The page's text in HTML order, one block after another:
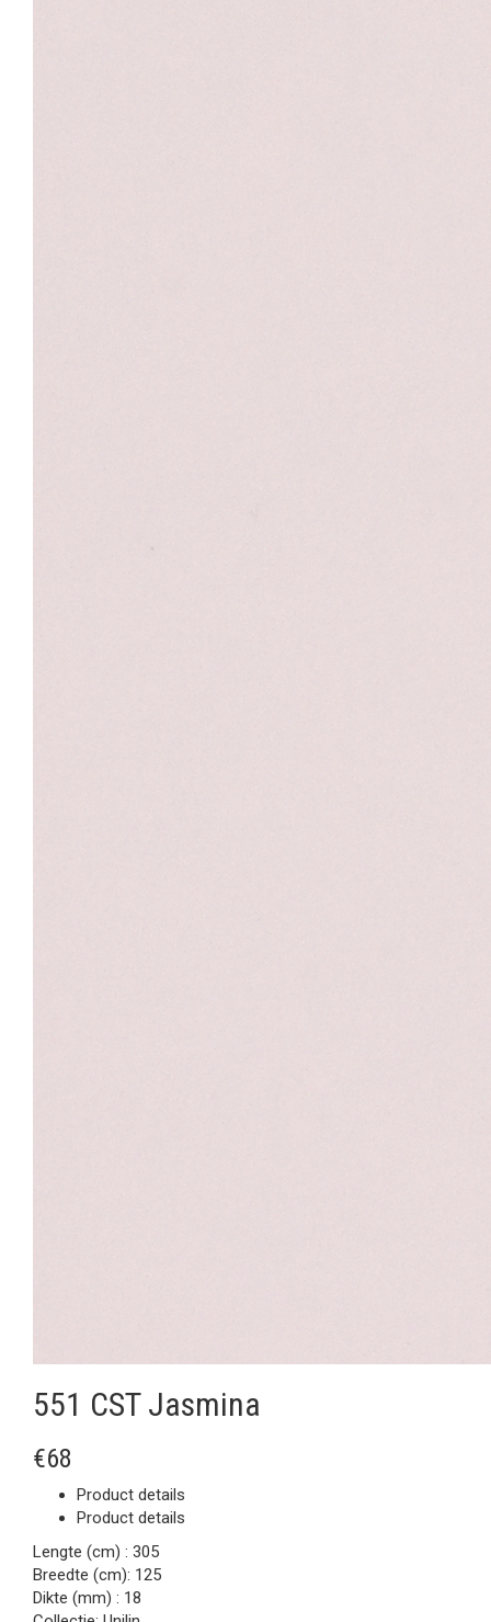
551 CST Jasmina
€68
Product details
Product details
Lengte (cm) : 305
Breedte (cm): 125
Dikte (mm) : 18